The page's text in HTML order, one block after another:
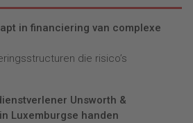
in financiering van complexe
die risico’s
Unsworth &
Luxemburgse handen